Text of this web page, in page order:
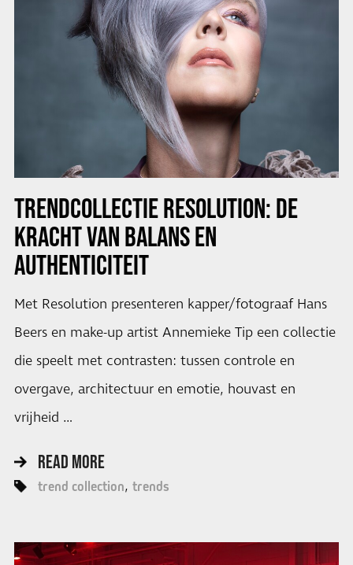
TRENDCOLLECTIE RESOLUTION: DE
KRACHT VAN BALANS EN
AUTHENTICITEIT
Met Resolution presenteren kapper/fotograaf Hans
Beers en make-up artist Annemieke Tip een collectie
die speelt met contrasten: tussen controle en
overgave, architectuur en emotie, houvast en
vrijheid …
READ MORE
trend collection trends